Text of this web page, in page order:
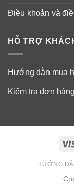
Điều khoản và
HỖ TRỢ
Hướng dẫn mua
Kiểm tra đơn hàng
HƯỚNG